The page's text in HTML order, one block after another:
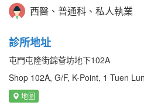
西醫、普通科、私人執業
診所地址
屯門屯隆街錦薈坊地下102A
Shop 102A, G/F, K-Point, 1 Tuen
地圖